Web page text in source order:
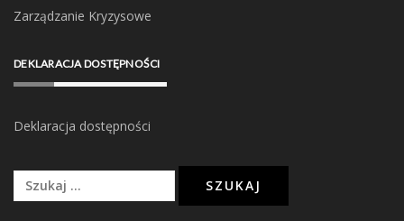
Zarządzanie Kryzysowe
DEKLARACJA DOSTĘPNOŚCI
Deklaracja dostępności
Szukaj: